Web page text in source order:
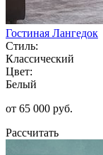
Гостиная Лангедок
Стиль:
Классический
Цвет:
Белый
от 65 000 руб.
Рассчитать